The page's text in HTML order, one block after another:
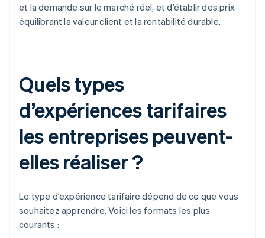
et la demande sur le marché réel, et d’établir des prix
équilibrant la valeur client et la rentabilité durable.
Quels types
d’expériences tarifaires
les entreprises peuvent-
elles réaliser ?
Le type d’expérience tarifaire dépend de ce que vous
souhaitez apprendre. Voici les formats les plus
courants :